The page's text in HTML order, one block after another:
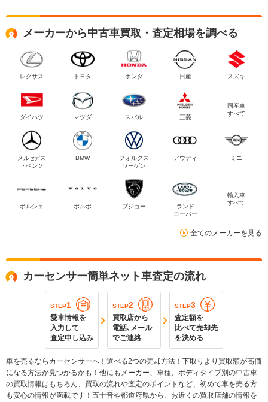
メーカーから中古車買取・査定相場を調べる
レクサス トヨタ ホンダ 日産 スズキ
ダイハツ マツダ スバル 三菱
国産車
すべて
メルセデス
・ベンツ
BMW
フォルクス
ワーゲン
アウディ ミニ
ポルシェ ボルボ プジョー
ランド
ローバー
輸入車
すべて
全てのメーカーを見る
カーセンサー簡単ネット車査定の流れ
STEP1
愛車情報を
入力して
査定申し込み
STEP2
買取店から
電話､メール
でご連絡
STEP3
査定額を
比べて売却先
を決める
車を売るならカーセンサーへ！選べる2つの売却方法！下取りより買取額が高価
になる方法が見つかるかも！他にもメーカー、車種、ボディタイプ別の中古車
の買取情報はもちろん、買取の流れや査定のポイントなど、初めて車を売る方
も安心の情報が満載です！五十音や都道府県から、お近くの買取店舗の情報を